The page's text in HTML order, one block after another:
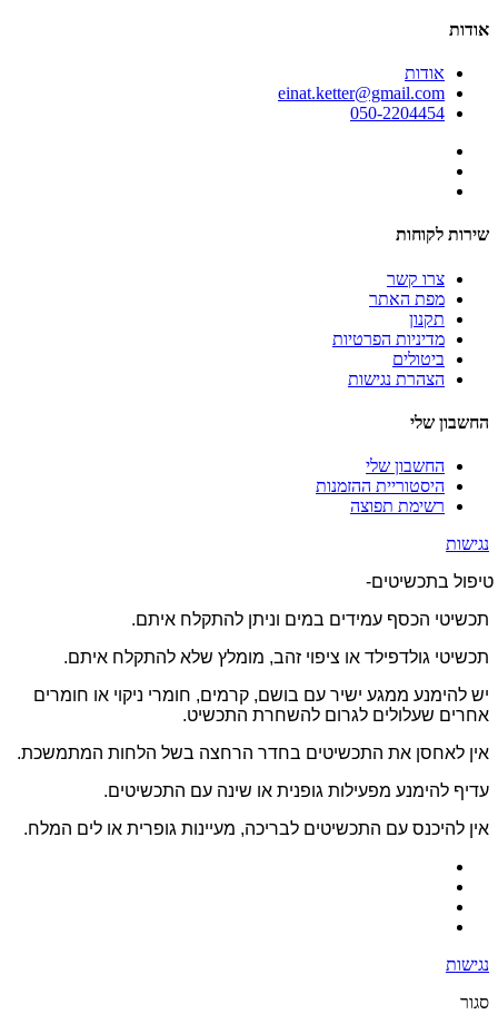
אודות
אודות
einat.ketter@gmail.com
050-2204454
שירות לקוחות
צרו קשר
מפת האתר
תקנון
מדיניות הפרטיות
ביטולים
הצהרת נגישות
החשבון שלי
החשבון שלי
היסטוריית ההזמנות
רשימת תפוצה
נגישות
טיפול בתכשיטים-
תכשיטי הכסף עמידים במים וניתן להתקלח איתם.
תכשיטי גולדפילד או ציפוי זהב, מומלץ שלא להתקלח איתם.
יש להימנע ממגע ישיר עם בושם, קרמים, חומרי ניקוי או חומרים
אחרים שעלולים לגרום להשחרת התכשיט.
אין לאחסן את התכשיטים בחדר הרחצה בשל הלחות המתמשכת.
עדיף להימנע מפעילות גופנית או שינה עם התכשיטים.
אין להיכנס עם התכשיטים לבריכה, מעיינות גופרית או לים המלח.
נגישות
סגור